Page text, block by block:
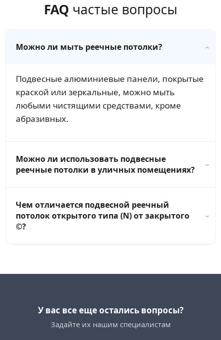
FAQ частые вопросы
Можно ли мыть реечные потолки?
Подвесные алюминиевые панели, покрытые
краской или зеркальные, можно мыть
любыми чистящими средствами, кроме
абразивных.
Можно ли использовать подвесные
реечные потолки в уличных помещениях?
Чем отличается подвесной реечный
потолок открытого типа (N) от закрытого
©?
У вас все еще остались вопросы?
Задайте их нашим специалистам